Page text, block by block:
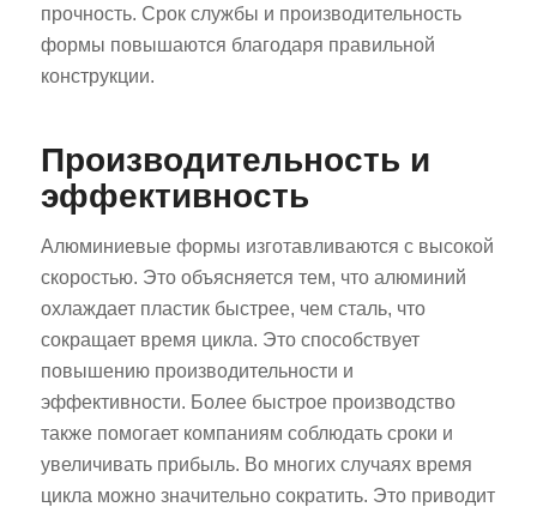
прочность. Срок службы и производительность
формы повышаются благодаря правильной
конструкции.
Производительность и
эффективность
Алюминиевые формы изготавливаются с высокой
скоростью. Это объясняется тем, что алюминий
охлаждает пластик быстрее, чем сталь, что
сокращает время цикла. Это способствует
повышению производительности и
эффективности. Более быстрое производство
также помогает компаниям соблюдать сроки и
увеличивать прибыль. Во многих случаях время
цикла можно значительно сократить. Это приводит